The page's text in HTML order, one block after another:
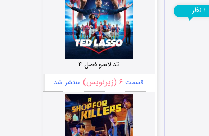
۱ نظر
تد لاسو فصل ۴
قسمت ۶ (زیرنویس) منتشر شد